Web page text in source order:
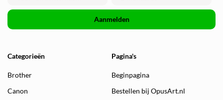
Aanmelden
Categorieën
Brother
Canon
Pagina's
Beginpagina
Bestellen bij OpusArt.nl